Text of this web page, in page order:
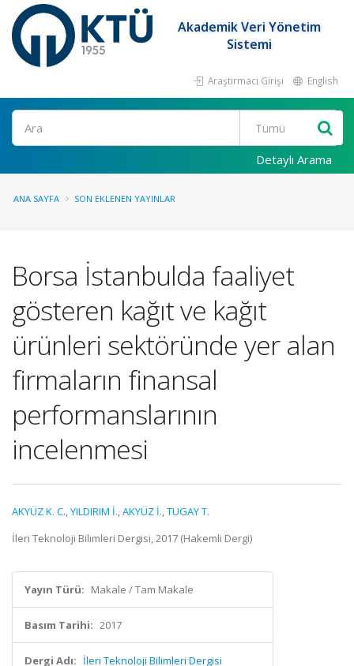
Akademik Veri Yönetim
Sistemi
Araştırmacı Girişi English
Ara
Detaylı Arama
ANA SAYFA SON EKLENEN YAYINLAR
Borsa İstanbulda faaliyet
gösteren kağıt ve kağıt
ürünleri sektöründe yer alan
firmaların finansal
performanslarının
incelenmesi
AKYÜZ K. C.,YILDIRIM İ.,AKYÜZ İ.,TUGAY T.
İleri Teknoloji Bilimleri Dergisi, 2017 (Hakemli Dergi)
Yayın Türü: Makale / Tam Makale
Basım Tarihi: 2017
Dergi Adı: İleri Teknoloji Bilimleri Dergisi